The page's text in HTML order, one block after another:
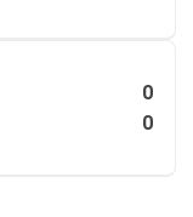
0
0